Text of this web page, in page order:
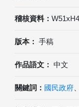
稽核資料：
版本： 手稿
作品語文： 中文
關鍵詞： 國民政府